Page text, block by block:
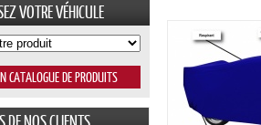
VOTRE VÉHICULE